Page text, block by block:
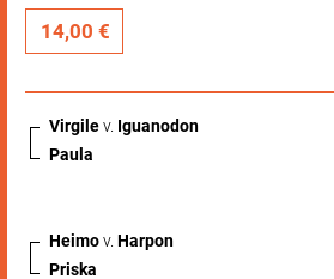
14,00 €
Virgilev. Iguanodon
Paula
Heimov. Harpon
Priska